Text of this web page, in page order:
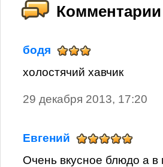
Комментарии
бодя
холостячий хавчик
29 декабря 2013, 17:20
Евгений
Очень вкусное блюдо а в